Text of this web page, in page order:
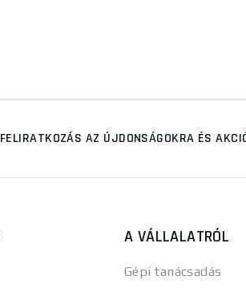
FELIRATKOZÁS AZ ÚJDONSÁGOKRA ÉS
A VÁLLALATRÓL
Gépi tanácsadás